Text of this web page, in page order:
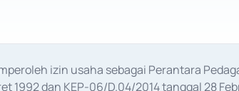
izin usaha sebagai Perantara
1992 dan KEP-06/D.04/2014 tanggal 28